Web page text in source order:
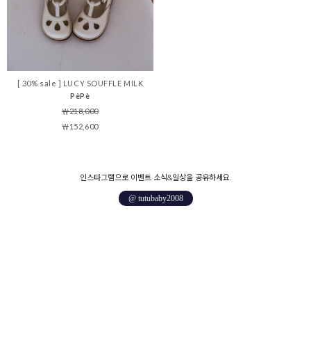
[ 30% sale ] LUCY SOUFFLE MILK
PèPè
￦218,000
￦152,600
인스타그램으로 이벤트 소식&일상을 공유하세요.
@ tutubaby2008